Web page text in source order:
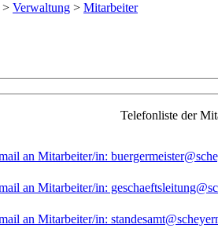
> Verwaltung > Mitarbeiter
Telefonliste der